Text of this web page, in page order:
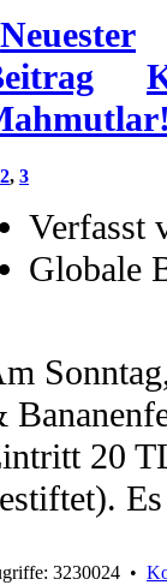
2, 3
Verfasst
Globale
20
3230024 •